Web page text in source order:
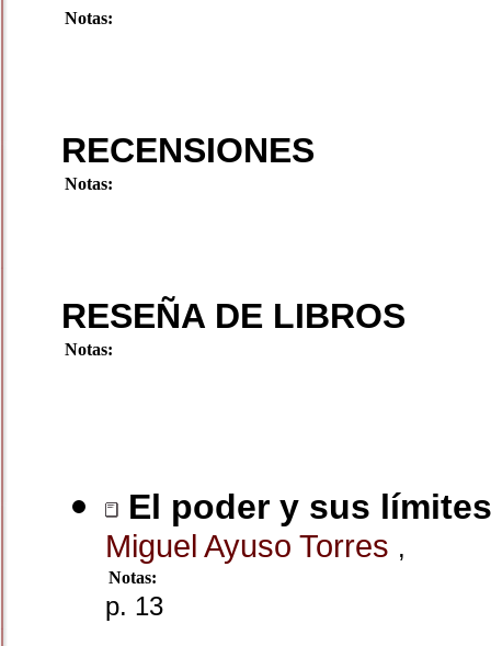
Notas:
RECENSIONES
Notas:
RESEÑA DE LIBROS
Notas:
El poder y sus límites
Miguel Ayuso Torres ,
Notas:
p. 13